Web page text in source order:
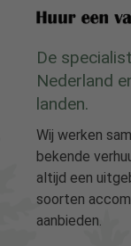
De
Nederland
landen.
Wij werken
bekende
altijd een
soorten
aanbieden.